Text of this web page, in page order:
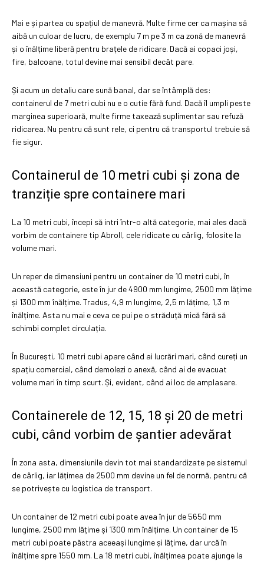
Mai e și partea cu spațiul de manevră. Multe firme cer ca mașina să
aibă un culoar de lucru, de exemplu 7 m pe 3 m ca zonă de manevră
și o înălțime liberă pentru brațele de ridicare. Dacă ai copaci joși,
fire, balcoane, totul devine mai sensibil decât pare.
Și acum un detaliu care sună banal, dar se întâmplă des:
containerul de 7 metri cubi nu e o cutie fără fund. Dacă îl umpli peste
marginea superioară, multe firme taxează suplimentar sau refuză
ridicarea. Nu pentru că sunt rele, ci pentru că transportul trebuie să
fie sigur.
Containerul de 10 metri cubi și zona de
tranziție spre containere mari
La 10 metri cubi, începi să intri într-o altă categorie, mai ales dacă
vorbim de containere tip Abroll, cele ridicate cu cârlig, folosite la
volume mari.
Un reper de dimensiuni pentru un container de 10 metri cubi, în
această categorie, este în jur de 4900 mm lungime, 2500 mm lățime
și 1300 mm înălțime. Tradus, 4,9 m lungime, 2,5 m lățime, 1,3 m
înălțime. Asta nu mai e ceva ce pui pe o străduță mică fără să
schimbi complet circulația.
În București, 10 metri cubi apare când ai lucrări mari, când cureți un
spațiu comercial, când demolezi o anexă, când ai de evacuat
volume mari în timp scurt. Și, evident, când ai loc de amplasare.
Containerele de 12, 15, 18 și 20 de metri
cubi, când vorbim de șantier adevărat
În zona asta, dimensiunile devin tot mai standardizate pe sistemul
de cârlig, iar lățimea de 2500 mm devine un fel de normă, pentru că
se potrivește cu logistica de transport.
Un container de 12 metri cubi poate avea în jur de 5650 mm
lungime, 2500 mm lățime și 1300 mm înălțime. Un container de 15
metri cubi poate păstra aceeași lungime și lățime, dar urcă în
înălțime spre 1550 mm. La 18 metri cubi, înălțimea poate ajunge la